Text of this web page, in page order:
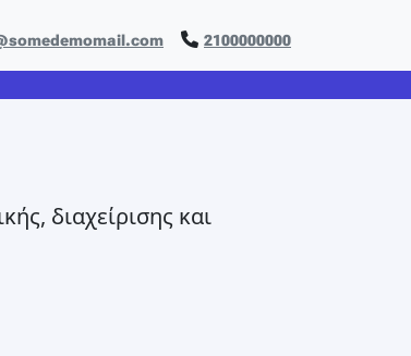
2100000000
διαχείρισης και